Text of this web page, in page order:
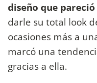
diseño que
darle su total look
ocasiones más a
marcó una
gracias a ella.